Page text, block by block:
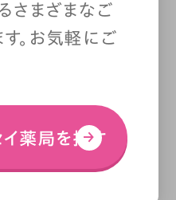
も頻尿とは何
原因で起こるの
についても解説
書く、溢流性
とができない
が限界になっ
さまざまなご
。お気軽にご
イ薬局を探す